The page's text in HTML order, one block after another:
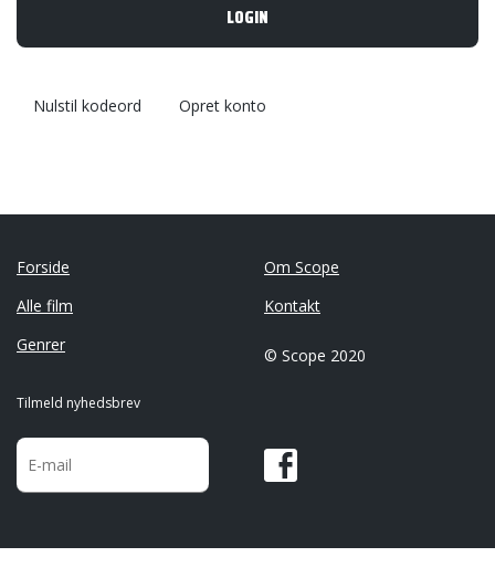
Nulstil kodeord Opret konto
Forside
Alle film
Genrer
Om Scope
Kontakt
© Scope 2020
Tilmeld nyhedsbrev